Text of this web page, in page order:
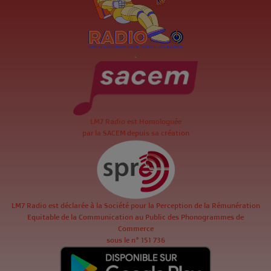
LM7 Radio est Homologuée
par la SACEM depuis sa création
LM7 Radio est déclarée à la Société pour la Perception de la Rémunération
Equitable de la Communication au Public des Phonogrammes de
Commerce
sous le n° 151 736